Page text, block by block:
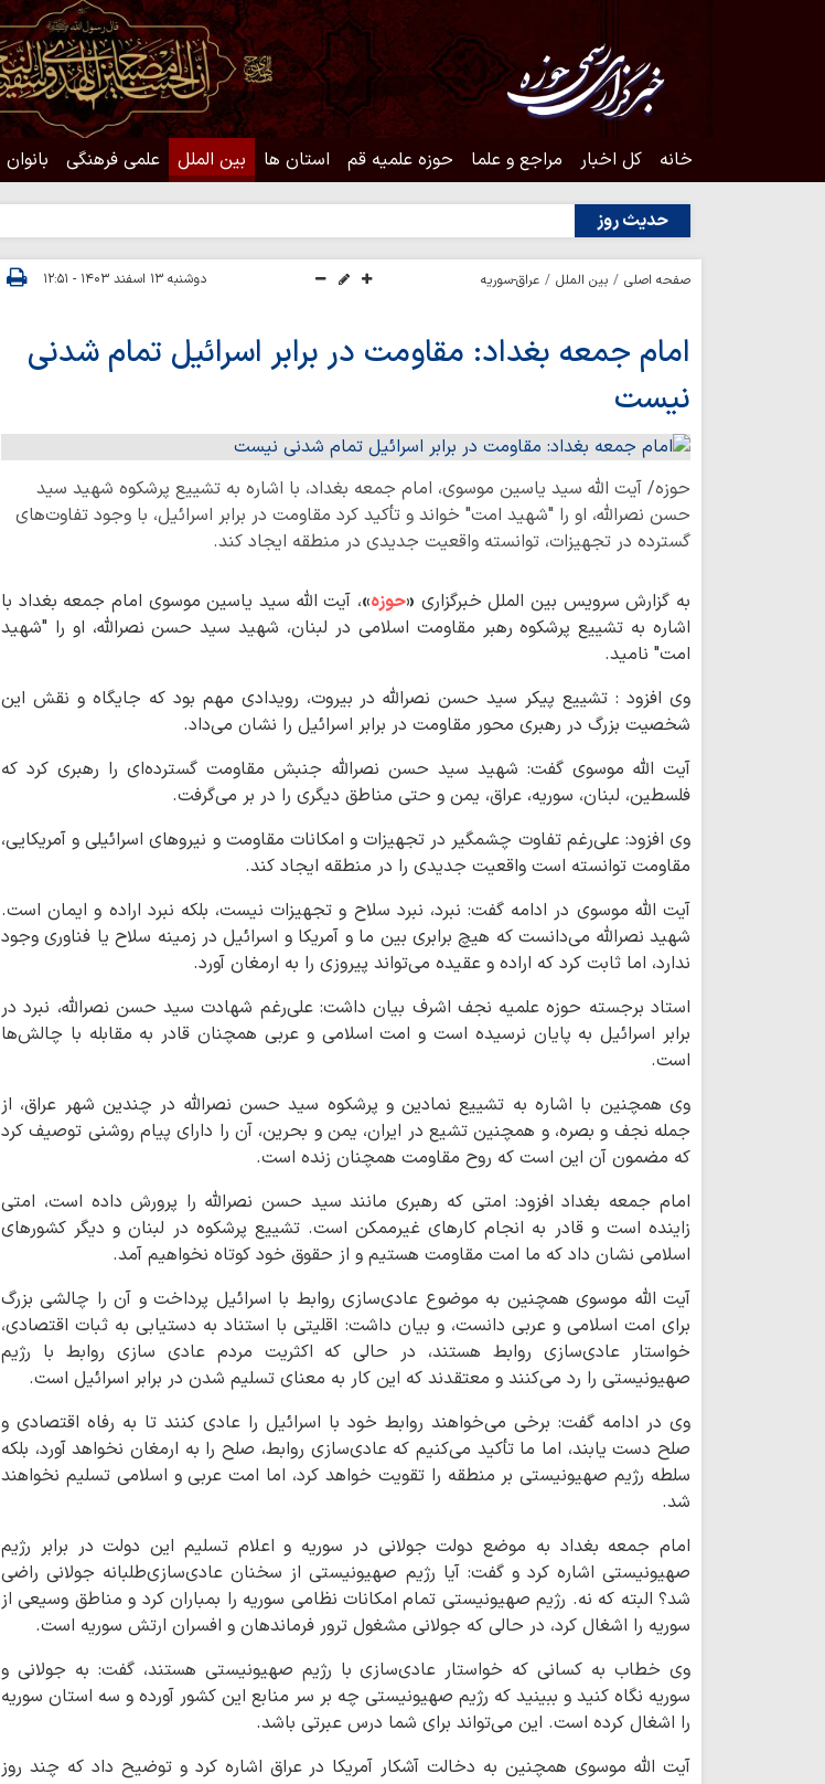
خانه کل اخبار مراجع و علما حوزه علمیه قم استان ها بین الملل علمی فرهنگی بانوان
حدیث روز
صفحه اصلی بین الملل عراق-سوریه دوشنبه ۱۳ اسفند ۱۴۰۳ - ۱۲:۵۱
امام جمعه بغداد: مقاومت در برابر اسرائیل تمام شدنی
نیست
حوزه/ آیت الله سید یاسین موسوی، امام جمعه بغداد، با اشاره به تشییع پرشکوه شهید سید
حسن نصرالله، او را "شهید امت" خواند و تأکید کرد مقاومت در برابر اسرائیل، با وجود تفاوت‌های
گسترده در تجهیزات، توانسته واقعیت جدیدی در منطقه ایجاد کند.
به گزارش سرویس بین الملل خبرگزاری «حوزه»، آیت الله سید یاسین موسوی امام جمعه بغداد با
اشاره به تشییع پرشکوه رهبر مقاومت اسلامی در لبنان، شهید سید حسن نصرالله، او را "شهید
امت" نامید.
وی افزود : تشییع پیکر سید حسن نصرالله در بیروت، رویدادی مهم بود که جایگاه و نقش این
شخصیت بزرگ در رهبری محور مقاومت در برابر اسرائیل را نشان می‌داد.
آیت الله موسوی گفت: شهید سید حسن نصرالله جنبش مقاومت گسترده‌ای را رهبری کرد که
فلسطین، لبنان، سوریه، عراق، یمن و حتی مناطق دیگری را در بر می‌گرفت.
وی افزود: علی‌رغم تفاوت چشمگیر در تجهیزات و امکانات مقاومت و نیروهای اسرائیلی و آمریکایی،
مقاومت توانسته است واقعیت جدیدی را در منطقه ایجاد کند.
آیت الله موسوی در ادامه گفت: نبرد، نبرد سلاح و تجهیزات نیست، بلکه نبرد اراده و ایمان است.
شهید نصرالله می‌دانست که هیچ برابری بین ما و آمریکا و اسرائیل در زمینه سلاح یا فناوری وجود
ندارد، اما ثابت کرد که اراده و عقیده می‌تواند پیروزی را به ارمغان آورد.
استاد برجسته حوزه علمیه نجف اشرف بیان داشت: علی‌رغم شهادت سید حسن نصرالله، نبرد در
برابر اسرائیل به پایان نرسیده است و امت اسلامی و عربی همچنان قادر به مقابله با چالش‌ها
است.
وی همچنین با اشاره به تشییع نمادین و پرشکوه سید حسن نصرالله در چندین شهر عراق، از
جمله نجف و بصره، و همچنین تشیع در ایران، یمن و بحرین، آن را دارای پیام روشنی توصیف کرد
که مضمون آن این است که روح مقاومت همچنان زنده است.
امام جمعه بغداد افزود: امتی که رهبری مانند سید حسن نصرالله را پرورش داده است، امتی
زاینده است و قادر به انجام کارهای غیرممکن است. تشییع پرشکوه در لبنان و دیگر کشورهای
اسلامی نشان داد که ما امت مقاومت هستیم و از حقوق خود کوتاه نخواهیم آمد.
آیت الله موسوی همچنین به موضوع عادی‌سازی روابط با اسرائیل پرداخت و آن را چالشی بزرگ
برای امت اسلامی و عربی دانست، و بیان داشت: اقلیتی با استناد به دستیابی به ثبات اقتصادی،
خواستار عادی‌سازی روابط هستند، در حالی که اکثریت مردم عادی سازی روابط با رژیم
صهیونیستی را رد می‌کنند و معتقدند که این کار به معنای تسلیم شدن در برابر اسرائیل است.
وی در ادامه گفت: برخی می‌خواهند روابط خود با اسرائیل را عادی‌ کنند تا به رفاه اقتصادی و
صلح دست یابند، اما ما تأکید می‌کنیم که عادی‌سازی روابط، صلح را به ارمغان نخواهد آورد، بلکه
سلطه رژیم صهیونیستی بر منطقه را تقویت خواهد کرد، اما امت عربی و اسلامی تسلیم نخواهند
شد.
امام جمعه بغداد به موضع دولت جولانی در سوریه و اعلام تسلیم این دولت در برابر رژیم
صهیونیستی اشاره کرد و گفت: آیا رژیم صهیونیستی از سخنان عادی‌سازی‌طلبانه جولانی راضی
شد؟ البته که نه. رژیم صهیونیستی تمام امکانات نظامی سوریه را بمباران کرد و مناطق وسیعی از
سوریه را اشغال کرد، در حالی که جولانی مشغول ترور فرماندهان و افسران ارتش سوریه است.
وی خطاب به کسانی که خواستار عادی‌سازی با رژیم صهیونیستی هستند، گفت: به جولانی و
سوریه نگاه کنید و ببینید که رژیم صهیونیستی چه بر سر منابع این کشور آورده و سه استان سوریه
را اشغال کرده است. این می‌تواند برای شما درس عبرتی باشد.
آیت الله موسوی همچنین به دخالت آشکار آمریکا در عراق اشاره کرد و توضیح داد که چند روز